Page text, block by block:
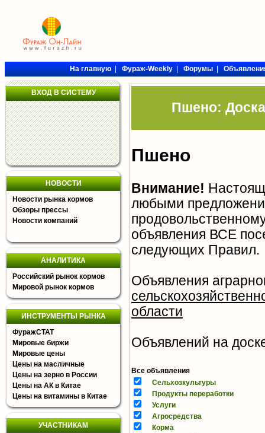
На главную|Фураж-Weekly|Форумы|
ВХОД В СИСТЕМУ
НОВОСТИ
Новости рынка кормов
Обзоры прессы
Новости компаний
АНАЛИТИКА
Российский рынок кормов
Мировой рынок кормов
ИНСТРУМЕНТЫ РЫНКА
ФуражСТАТ
Мировые биржи
Мировые цены
Цены на масличные
Цены на зерно в России
Цены на АК в Китае
Цены на витамины в Китае
УЧАСТНИКАМ
Пшено:
Пшено
Внимание!
любыми
объявления ВСЕ
следующих Правил.
Объявления
области
Объявлений на
Все объявления
Сельхозкультуры
Продукты переработки
Услуги
Агросредства
Корма